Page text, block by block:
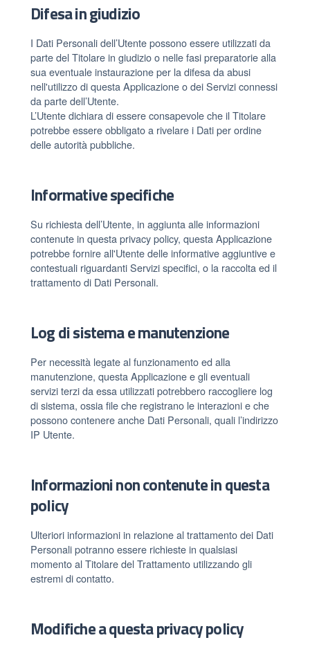
Difesa in giudizio
I Dati Personali dell’Utente possono essere utilizzati da
parte del Titolare in giudizio o nelle fasi preparatorie alla
sua eventuale instaurazione per la difesa da abusi
nell'utilizzo di questa Applicazione o dei Servizi connessi
da parte dell’Utente.
L’Utente dichiara di essere consapevole che il Titolare
potrebbe essere obbligato a rivelare i Dati per ordine
delle autorità pubbliche.
Informative specifiche
Su richiesta dell’Utente, in aggiunta alle informazioni
contenute in questa privacy policy, questa Applicazione
potrebbe fornire all'Utente delle informative aggiuntive e
contestuali riguardanti Servizi specifici, o la raccolta ed il
trattamento di Dati Personali.
Log di sistema e manutenzione
Per necessità legate al funzionamento ed alla
manutenzione, questa Applicazione e gli eventuali
servizi terzi da essa utilizzati potrebbero raccogliere log
di sistema, ossia file che registrano le interazioni e che
possono contenere anche Dati Personali, quali l’indirizzo
IP Utente.
Informazioni non contenute in questa
policy
Ulteriori informazioni in relazione al trattamento dei Dati
Personali potranno essere richieste in qualsiasi
momento al Titolare del Trattamento utilizzando gli
estremi di contatto.
Modifiche a questa privacy policy